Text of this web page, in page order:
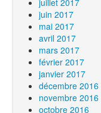
juillet 2017
juin 2017
mai 2017
avril 2017
mars 2017
février 2017
janvier 2017
décembre 2016
novembre 2016
octobre 2016